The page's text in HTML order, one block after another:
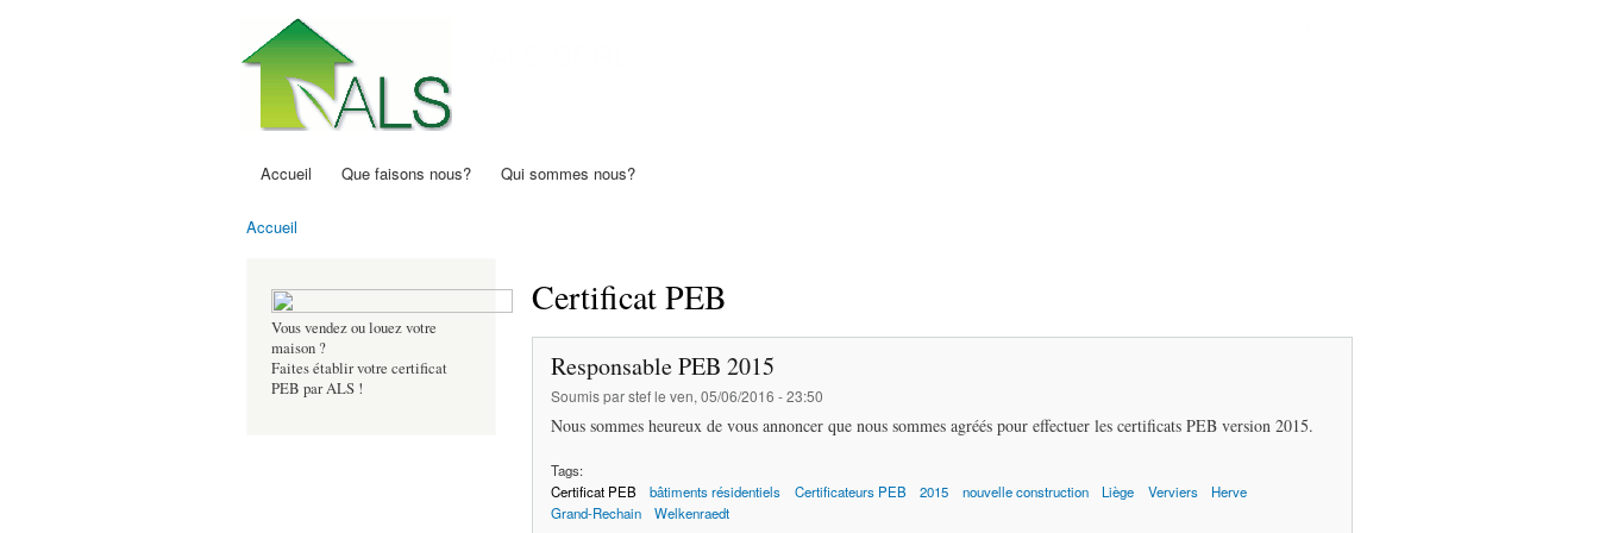
Menu principal
Accueil Que faisons nous? Qui sommes nous?
Accueil
Vous vendez ou louez votre
maison ?
Faites établir votre certificat
PEB par ALS !
Certificat PEB
Responsable PEB 2015
Soumis parstefle ven, 05/06/2016 - 23:50
Nous sommes heureux de vous annoncer que nous sommes agréés pour effectuer les certificats PEB version 2015.
Tags:
Certificat PEB
bâtiments résidentiels Certificateurs PEB 2015 nouvelle construction Liège Verviers
Herve
Grand-Rechain
Welkenraedt